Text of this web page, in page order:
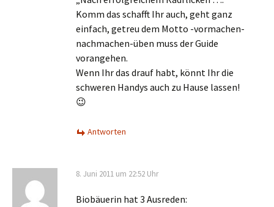
Komm das schafft Ihr auch, geht ganz
einfach, getreu dem Motto -vormachen-
nachmachen-üben muss der Guide
vorangehen.
Wenn Ihr das drauf habt, könnt Ihr die
schweren Handys auch zu Hause lassen!
😉
Antworten
8. Juni 2011 um 22:52 Uhr
Biobäuerin hat 3 Ausreden: